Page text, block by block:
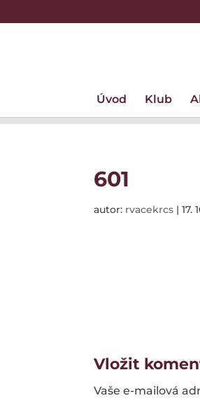
Úvod Klub
601
autor: rvacekrcs |17.
Vložit
Vaše e-mailová